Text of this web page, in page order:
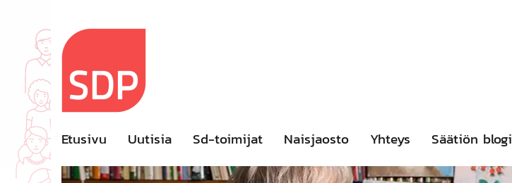
content
Etusivu Uutisia Sd-toimijat Naisjaosto Yhteys Säätiön blogi